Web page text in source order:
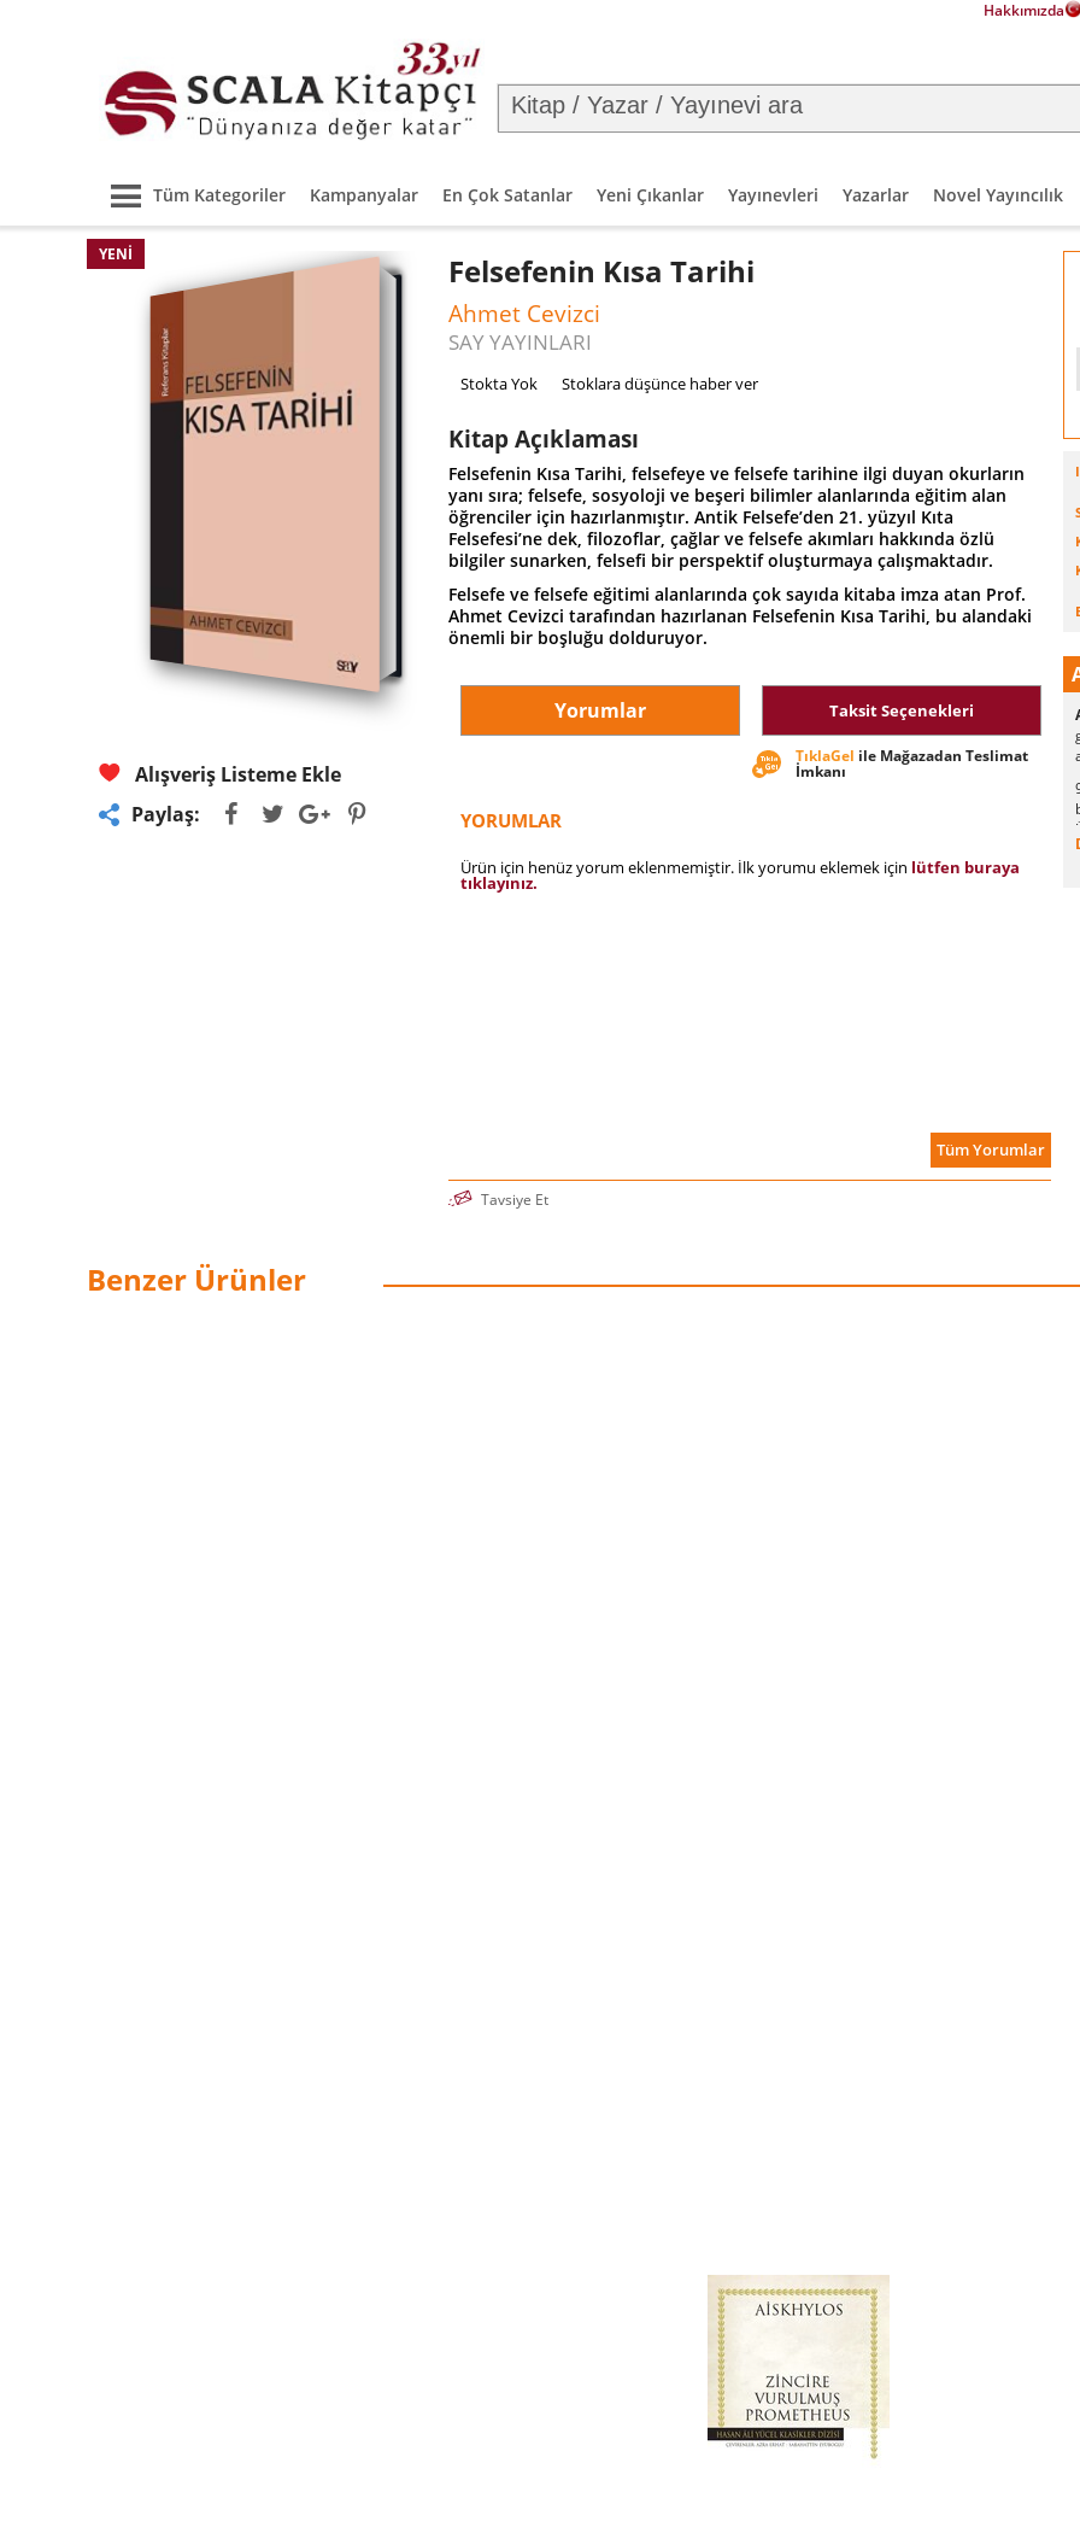
Hakkımızda
Tüm Kategoriler Kampanyalar En Çok Satanlar Yeni Çıkanlar Yayınevleri Yazarlar Novel Yayıncılık
YENI
Alışveriş Listeme Ekle
Paylaş:
Felsefenin Kısa Tarihi
Ahmet Cevizci
SAY YAYINLARI
Stokta Yok Stoklara düşünce haber ver
Kitap Açıklaması
Felsefenin Kısa Tarihi, felsefeye ve felsefe tarihine ilgi duyan okurların
yanı sıra; felsefe, sosyoloji ve beşeri bilimler alanlarında eğitim alan
öğrenciler için hazırlanmıştır. Antik Felsefe’den 21. yüzyıl Kıta
Felsefesi’ne dek, filozoflar, çağlar ve felsefe akımları hakkında özlü
bilgiler sunarken, felsefi bir perspektif oluşturmaya çalışmaktadır.
Felsefe ve felsefe eğitimi alanlarında çok sayıda kitaba imza atan Prof.
Ahmet Cevizci tarafından hazırlanan Felsefenin Kısa Tarihi, bu alandaki
önemli bir boşluğu dolduruyor.
Yorumlar Taksit Seçenekleri
TıklaGel ile Mağazadan Teslimat
İmkanı
YORUMLAR
Ürün için henüz yorum eklenmemiştir. İlk yorumu eklemek için lütfen buraya
tıklayınız.
Tüm Yorumlar
Tavsiye Et
Benzer Ürünler